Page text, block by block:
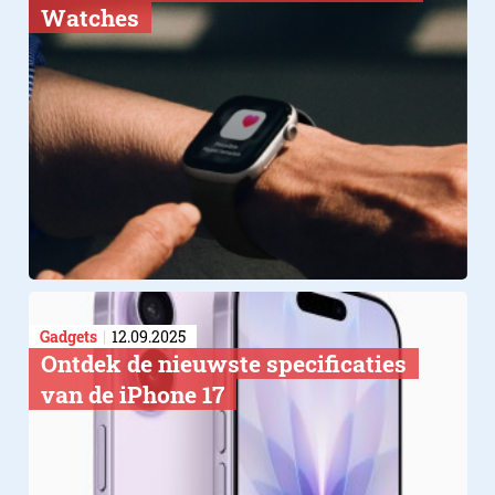
Watches
Gadgets 12.09.2025
Ontdek de nieuwste specificaties
van de iPhone 17